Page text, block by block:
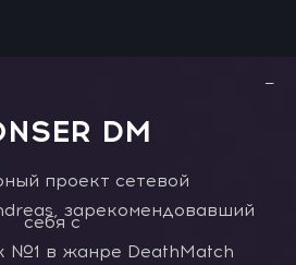
−
DM
проект сетевой
зарекомендовавший
себя с
№1 в жанре DeathMatch